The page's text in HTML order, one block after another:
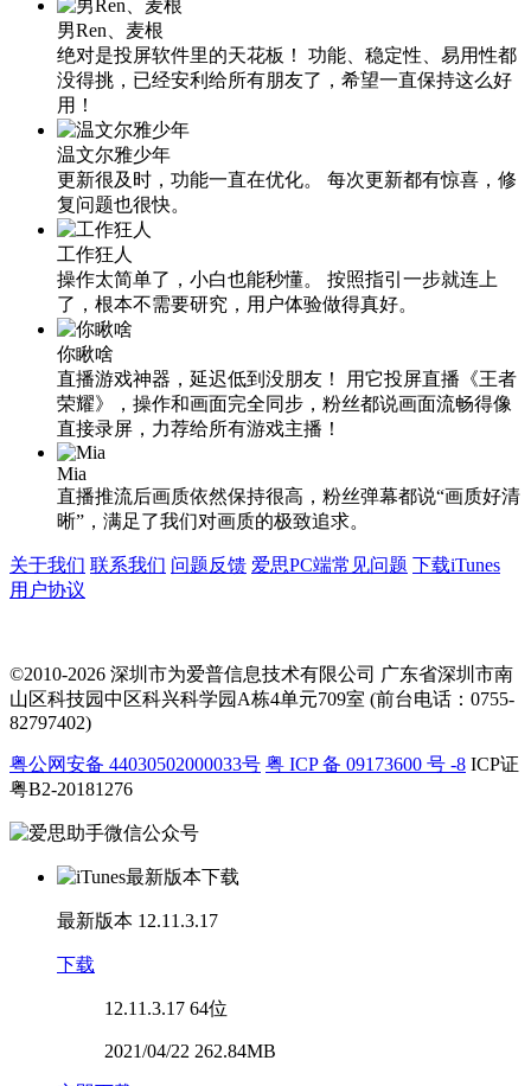
男Ren、麦根
绝对是投屏软件里的天花板！ 功能、稳定性、易用性都
没得挑，已经安利给所有朋友了，希望一直保持这么好
用！
温文尔雅少年
更新很及时，功能一直在优化。 每次更新都有惊喜，修
复问题也很快。
工作狂人
操作太简单了，小白也能秒懂。 按照指引一步就连上
了，根本不需要研究，用户体验做得真好。
你瞅啥
直播游戏神器，延迟低到没朋友！ 用它投屏直播《王者
荣耀》，操作和画面完全同步，粉丝都说画面流畅得像
直接录屏，力荐给所有游戏主播！
Mia
直播推流后画质依然保持很高，粉丝弹幕都说“画质好清
晰”，满足了我们对画质的极致追求。
关于我们 联系我们 问题反馈 爱思PC端常见问题 下载iTunes
用户协议
©2010-2026 深圳市为爱普信息技术有限公司 广东省深圳市南
山区科技园中区科兴科学园A栋4单元709室 (前台电话：0755-
82797402)
粤公网安备 44030502000033号 粤 ICP 备 09173600 号 -8 ICP证
粤B2-20181276
最新版本 12.11.3.17
下载
12.11.3.17 64位
2021/04/22 262.84MB